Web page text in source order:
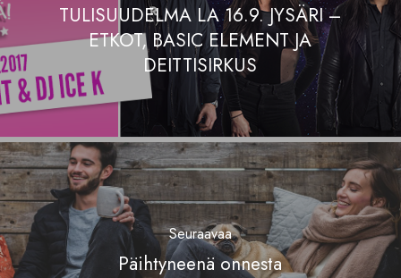
TULISUUDELMA LA 16.9. JYSÄRI –
ETKOT, BASIC ELEMENT JA
DEITTISIRKUS
Seuraavaa
Päihtyneenä onnesta